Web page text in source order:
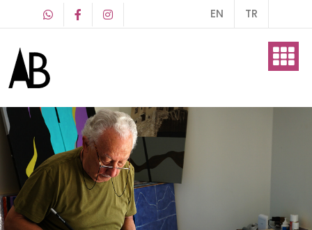
Hakkımda
Sanat Eserleri
Blog
EN TR